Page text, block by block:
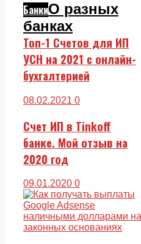
БанкиО разных
банках
Топ-1 Счетов для ИП
УСН на 2021 с онлайн-
бухгалтерией
08.02.2021 0
Счет ИП в Tinkoff
банке. Мой отзыв на
2020 год
09.01.2020 0